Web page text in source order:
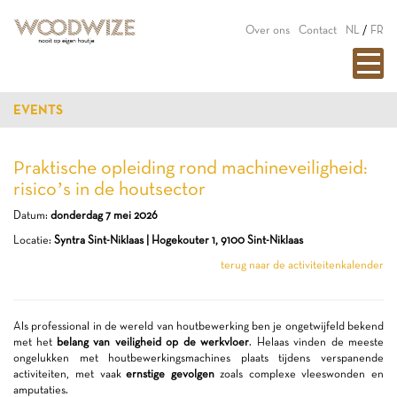
Over ons Contact NL / FR
EVENTS
Praktische opleiding rond machineveiligheid:
risico’s in de houtsector
Datum: donderdag 7 mei 2026
Locatie: Syntra Sint-Niklaas | Hogekouter 1, 9100 Sint-Niklaas
terug naar de activiteitenkalender
Als professional in de wereld van houtbewerking ben je ongetwijfeld bekend
met het belang van veiligheid op de werkvloer. Helaas vinden de meeste
ongelukken met houtbewerkingsmachines plaats tijdens verspanende
activiteiten, met vaakernstige gevolgen zoals complexe vleeswonden en
amputaties.